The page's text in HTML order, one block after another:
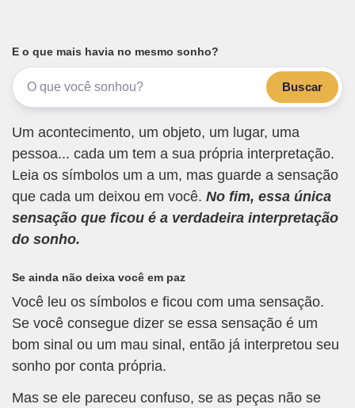
E o que mais havia no mesmo sonho?
Buscar
Um acontecimento, um objeto, um lugar, uma
pessoa... cada um tem a sua própria interpretação.
Leia os símbolos um a um, mas guarde a sensação
que cada um deixou em você. No fim, essa única
sensação que ficou é a verdadeira interpretação
do sonho.
Se ainda não deixa você em paz
Você leu os símbolos e ficou com uma sensação.
Se você consegue dizer se essa sensação é um
bom sinal ou um mau sinal, então já interpretou seu
sonho por conta própria.
Mas se ele pareceu confuso, se as peças não se